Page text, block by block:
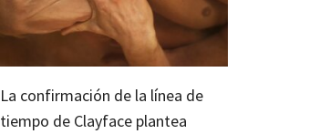
La confirmación de la línea de
tiempo de Clayface plantea